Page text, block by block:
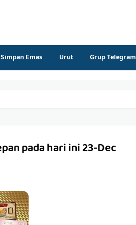
Simpan Emas Urut Grup Telegram
pada hari ini 23-Dec